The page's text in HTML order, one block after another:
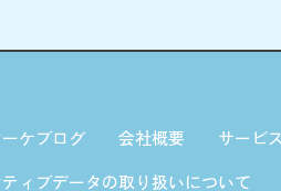
ケブログ 会社概要 サービ
ィブデータの取り扱いについて